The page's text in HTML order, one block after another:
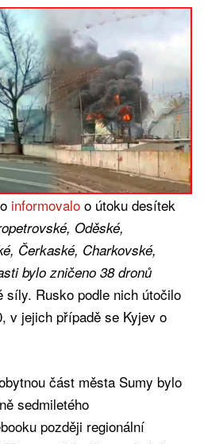
informovalo o útoku desítek
Oděské,
Čerkaské, Charkovské,
bylo zničeno 38 dronů
Rusko podle nich útočilo
v jejich případě se Kyjev o
část města Sumy bylo
sedmiletého
později regionální